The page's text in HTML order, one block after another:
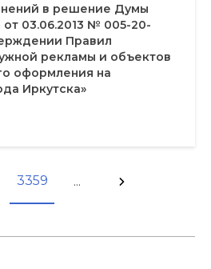
в решение Думы
03.06.2013 № 005-20-
Правил
рекламы и объектов
оформления на
Иркутска»
3359 ...